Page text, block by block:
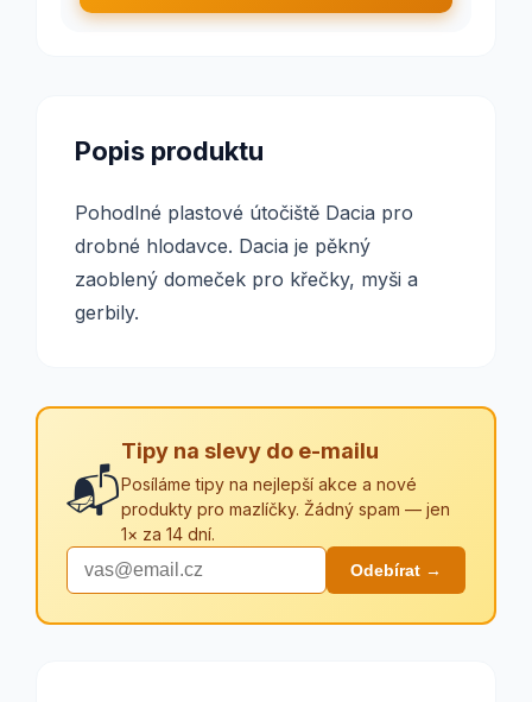
Popis produktu
Pohodlné plastové útočiště Dacia pro
drobné hlodavce. Dacia je pěkný
zaoblený domeček pro křečky, myši a
gerbily.
📬
Tipy na slevy do e-mailu
Posíláme tipy na nejlepší akce a nové
produkty pro mazlíčky. Žádný spam — jen
1× za 14 dní.
Odebírat →